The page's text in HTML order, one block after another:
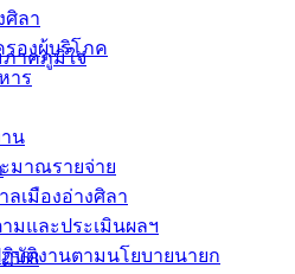
ศิลา
องผู้บริโภค
าร
น
มาณรายจ่าย
เมืองอ่างศิลา
มและประเมินผลฯ
บัติงานตามนโยบายนายก
ภาคภูมิใจ
าร-ดาวน์โหลด